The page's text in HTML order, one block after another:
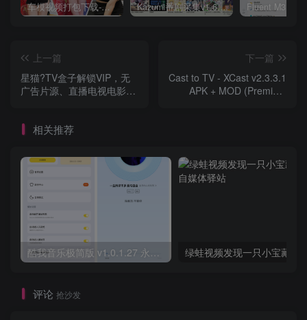
车模视频打包下载-高清无水印版 Kazumi番剧采集v1.6.9：支持自定义规则+在线观看+弹幕，跨平台下载
上一篇
星猫?TV盒子解锁VIP，无
广告片源、直播电视电影内
下一篇
Cast to TV - XCast v2.3.3.1
APK + MOD (Premium
相关推荐
酷我音乐极简版 v1.0.1.27 永久解锁VIP会员+免登录畅听全曲库 绿蛙视频发现一只小宝藏
评论 抢沙发